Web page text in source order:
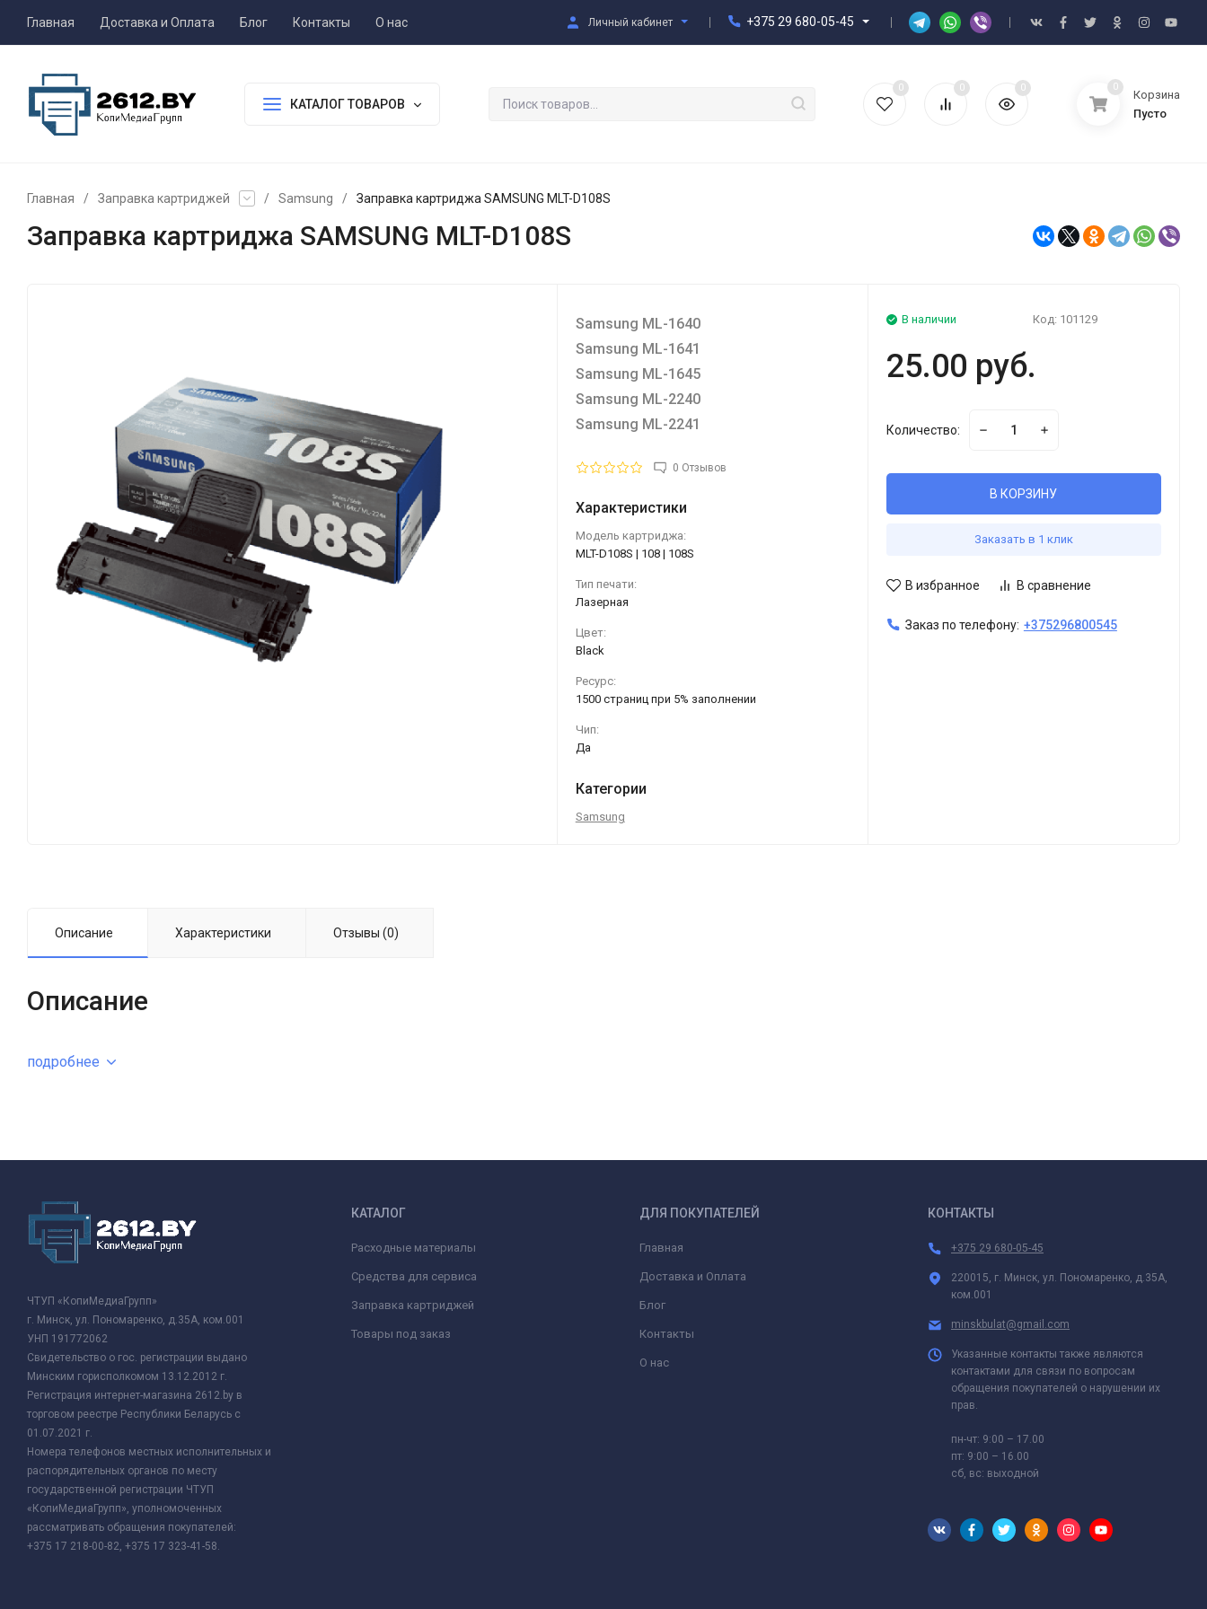
Главная Доставка и Оплата Блог Контакты О нас Личный кабинет +375 29 680-05-45
КАТАЛОГ ТОВАРОВ
0 0 0 0
Корзина
Пусто
Главная / Заправка картриджей / Samsung / Заправка картриджа SAMSUNG MLT-D108S
Заправка картриджа SAMSUNG MLT-D108S
Samsung ML-1640
Samsung ML-1641
Samsung ML-1645
Samsung ML-2240
Samsung ML-2241
0 Отзывов
Характеристики
Модель картриджа:
MLT-D108S | 108 | 108S
Тип печати:
Лазерная
Цвет:
Black
Ресурс:
1500 страниц при 5% заполнении
Чип:
Да
Категории
Samsung
В наличии Код: 101129
25.00 руб.
Количество:
В КОРЗИНУ
Заказать в 1 клик
В избранное В сравнение
Заказ по телефону: +375296800545
Описание Характеристики Отзывы (0)
Описание
подробнее
ЧТУП «КопиМедиаГрупп»
г. Минск, ул. Пономаренко, д.35А, ком.001
УНП 191772062
Свидетельство о гос. регистрации выдано
Минским горисполкомом 13.12.2012 г.
Регистрация интернет-магазина 2612.by в
торговом реестре Республики Беларусь с
01.07.2021 г.
Номера телефонов местных исполнительных и
распорядительных органов по месту
государственной регистрации ЧТУП
«КопиМедиаГрупп», уполномоченных
рассматривать обращения покупателей:
+375 17 218-00-82, +375 17 323-41-58.
КАТАЛОГ
Расходные материалы
Средства для сервиса
Заправка картриджей
Товары под заказ
ДЛЯ ПОКУПАТЕЛЕЙ
Главная
Доставка и Оплата
Блог
Контакты
О нас
КОНТАКТЫ
+375 29 680-05-45
220015, г. Минск, ул. Пономаренко, д.35А,
ком.001
minskbulat@gmail.com
Указанные контакты также являются
контактами для связи по вопросам
обращения покупателей о нарушении их
прав.
пн-чт: 9:00 – 17.00
пт: 9:00 – 16.00
сб, вс: выходной